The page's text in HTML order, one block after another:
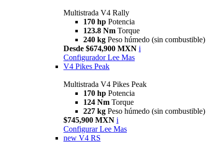
Multistrada V4 Rally
170 hp Potencia
123.8 Nm Torque
240 kg Peso húmedo (sin combustible)
Desde $674,900 MXN i
Configurador Lee Mas
V4 Pikes Peak
Multistrada V4 Pikes Peak
170 hp Potencia
124 Nm Torque
227 kg Peso húmedo (sin combustible)
$745,900 MXN i
Configurar Lee Mas
new V4 RS